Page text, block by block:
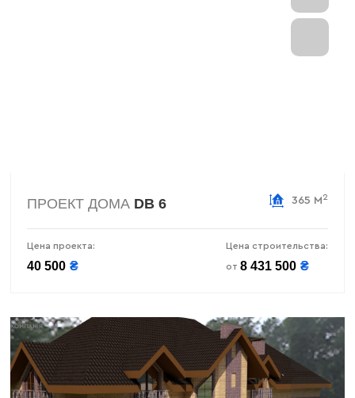
ПРОЕКТ ДОМА DB 6 365 М 2
Цена проекта:
40 500 ₴
Цена строительства:
от 8 431 500 ₴